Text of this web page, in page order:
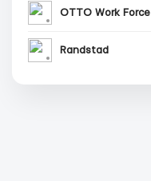
OTTO Work Force
Randstad